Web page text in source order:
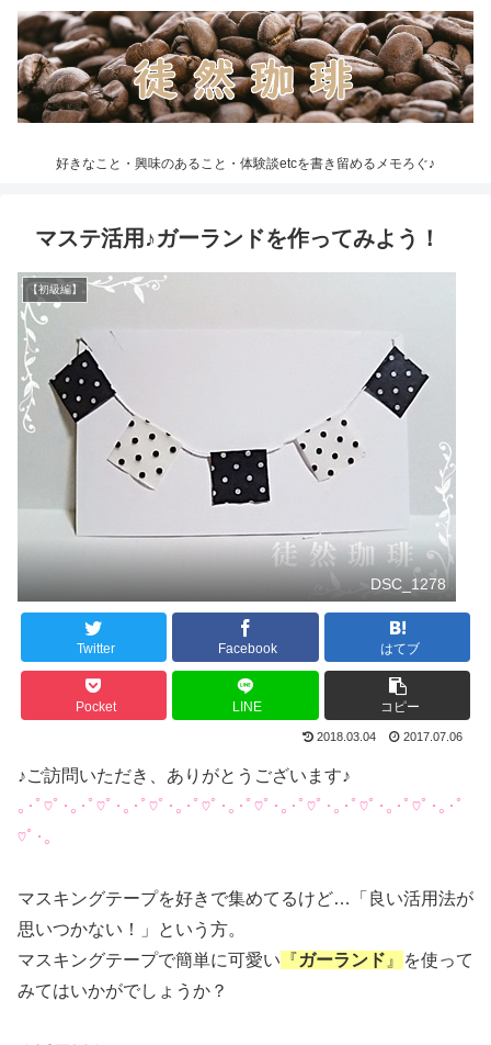
好きなこと・興味のあること・体験談etcを書き留めるメモろぐ♪
マステ活用♪ガーランドを作ってみよう！
【初級編】
DSC_1278
Twitter Facebook はてブ
Pocket LINE コピー
2018.03.04 2017.07.06
♪ご訪問いただき、ありがとうございます♪
｡･ﾟ♡ﾟ･｡･ﾟ♡ﾟ･｡･ﾟ♡ﾟ･｡･ﾟ♡ﾟ･｡･ﾟ♡ﾟ･｡･ﾟ♡ﾟ･｡･ﾟ♡ﾟ･｡･ﾟ♡ﾟ･｡･ﾟ
♡ﾟ･｡
マスキングテープを好きで集めてるけど…「良い活用法が
思いつかない！」という方。
マスキングテープで簡単に可愛い 『ガーランド』
を使って
みてはいかがでしょうか？